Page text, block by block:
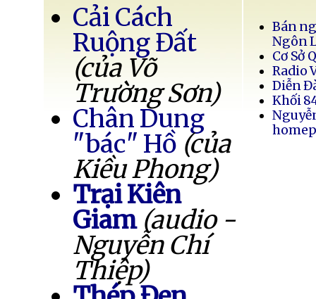
Cải Cách
Ruộng Đất
(của Võ
Trường Sơn)
Chân Dung
"bác" Hồ (của
Kiều Phong)
Trại Kiên
Giam (audio -
Nguyễn Chí
Thiệp)
Bán
Ngôn
Cơ Sở
Radio
Diễn
Khối